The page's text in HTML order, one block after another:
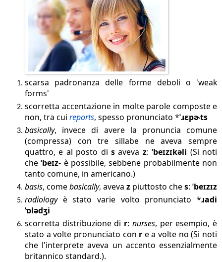
scarsa padronanza delle forme deboli o 'weak
forms'
scorretta accentazione in molte parole composte e
non, tra cui reports, spesso pronunciato *ˈɹɛpɚts
basically, invece di avere la pronuncia comune
(compressa) con tre sillabe ne aveva sempre
quattro, e al posto di s aveva z:ˈbeɪzɪkəli (Si noti
che ˈbeɪz- è possibile, sebbene probabilmente non
tanto comune, in americano.)
basis, comebasically, aveva z piuttosto ches: ˈbeɪzɪz
radiologyè stato varie volto pronunciato *ɹadi
ˈɒlədʒi
scorretta distribuzione di r: nurses, per esempio, è
stato a volte pronunciato con r e a volte no (Si noti
che l'interprete aveva un accento essenzialmente
britannico standard.).